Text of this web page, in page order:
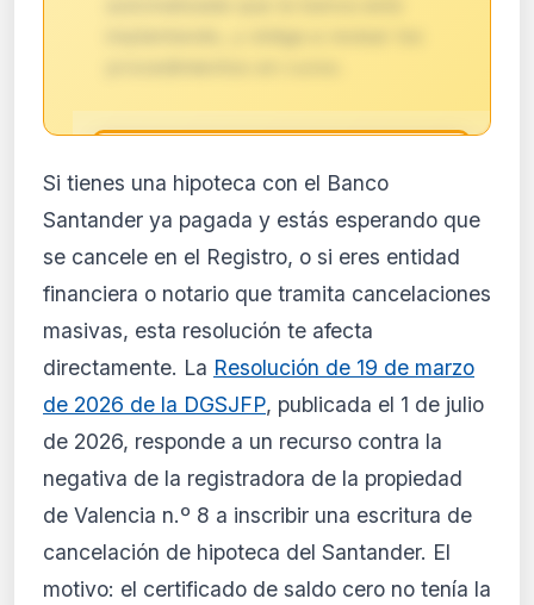
🔒
Análisis de impacto reservado
para suscriptores
El análisis detallado del impacto de esta
normativa está disponible con los planes
completo y recibe alertas personalizadas.
Ver planes
Crear mi cuenta
Desde 9,99 €/mes · Cancela cuando quieras
Si tienes una hipoteca con el Banco
Santander ya pagada y estás esperando que
se cancele en el Registro, o si eres entidad
financiera o notario que tramita cancelaciones
masivas, esta resolución te afecta
directamente. La Resolución de 19 de marzo
de 2026 de la DGSJFP, publicada el 1 de julio
de 2026, responde a un recurso contra la
negativa de la registradora de la propiedad
de Valencia n.º 8 a inscribir una escritura de
cancelación de hipoteca del Santander. El
motivo: el certificado de saldo cero no tenía la